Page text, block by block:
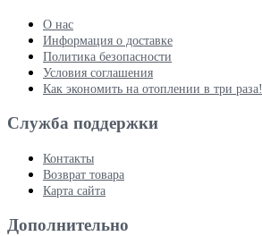
О нас
Информация о доставке
Политика безопасности
Условия соглашения
Как экономить на отоплении в три раза!
Служба поддержки
Контакты
Возврат товара
Карта сайта
Дополнительно